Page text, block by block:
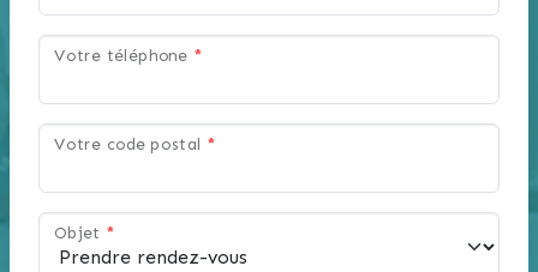
Votre téléphone *
Votre code postal *
Objet *